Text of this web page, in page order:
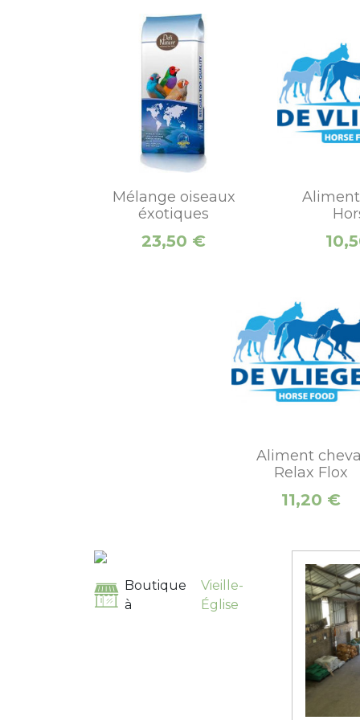
Mélange oiseaux
éxotiques
Prix
23,50 € Prix
Aliment
Relax Flox
Prix
11,20 €
Boutique
à
Vieille-
Église